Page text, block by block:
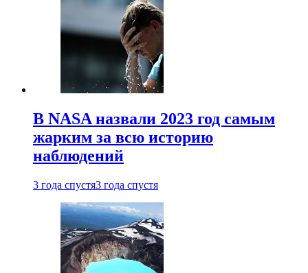
В NASA назвали 2023 год самым
жарким за всю историю
наблюдений
3 года спустя3 года спустя